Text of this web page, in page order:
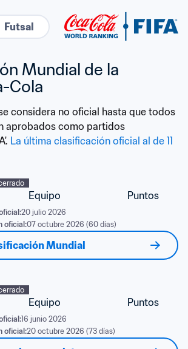
Futsal
Mundial de la
Cola
considera no oficial hasta que todos
aprobados como partidos
La última clasificación oficial al de 11
Equipo Puntos
20 julio 2026
oficial:07 octubre 2026 (60 días)
Mundial
Equipo Puntos
16 junio 2026
oficial:20 octubre 2026 (73 días)